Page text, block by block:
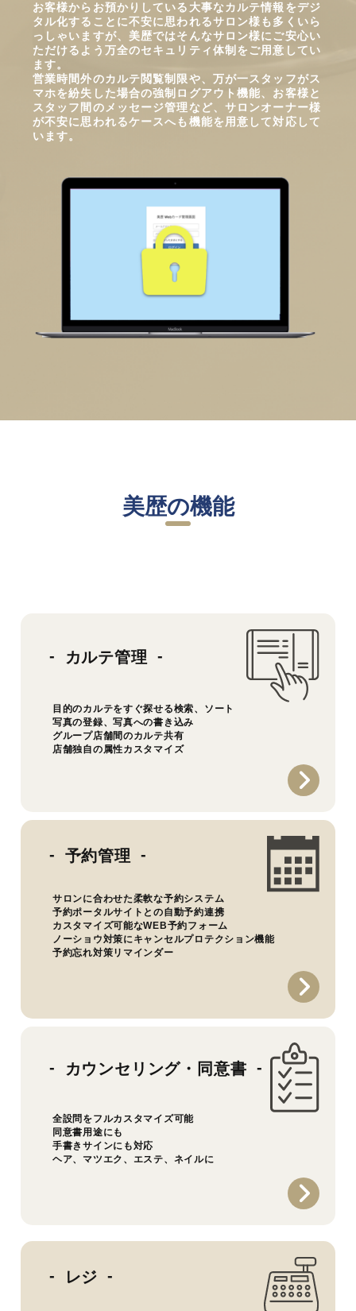
お客様からお預かりしている大事なカルテ情報をデジ
タル化することに不安に思われるサロン様も多くいら
っしゃいますが、美歴ではそんなサロン様にご安心い
ただけるよう万全のセキュリティ体制をご用意してい
ます。
営業時間外のカルテ閲覧制限や、万が一スタッフがス
マホを紛失した場合の強制ログアウト機能、お客様と
スタッフ間のメッセージ管理など、サロンオーナー様
が不安に思われるケースへも機能を用意して対応して
います。
美歴の機能
カルテ管理
目的のカルテをすぐ探せる検索、ソート
写真の登録、写真への書き込み
グループ店舗間のカルテ共有
店舗独自の属性カスタマイズ
予約管理
サロンに合わせた柔軟な予約システム
予約ポータルサイトとの自動予約連携
カスタマイズ可能なWEB予約フォーム
ノーショウ対策にキャンセルプロテクション機能
予約忘れ対策リマインダー
カウンセリング・同意書
全設問をフルカスタマイズ可能
同意書用途にも
手書きサインにも対応
ヘア、マツエク、エステ、ネイルに
レジ